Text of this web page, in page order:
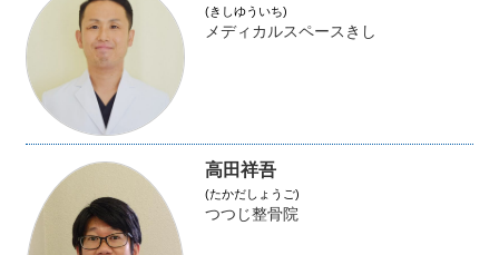
(きしゆういち)
メディカルスペースきし
高田祥吾
(たかだしょうご)
つつじ整骨院